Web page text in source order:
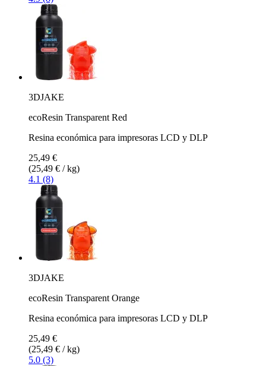
3DJAKE
ecoResin Transparent Red
Resina económica para impresoras LCD y DLP
25,49 €
(25,49 € / kg)
4.1 (8)
3DJAKE
ecoResin Transparent Orange
Resina económica para impresoras LCD y DLP
25,49 €
(25,49 € / kg)
5.0 (3)